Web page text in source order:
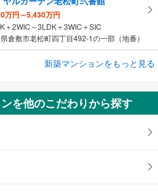
万円～5,430万円
＋2WIC～3LDK＋3WIC＋SIC
倉敷市老松町四丁目492-1の一部（地番）
築マンション
万円～5,948万円
・4LDK
新築マンションをもっと見る
を他のこだわりから探す